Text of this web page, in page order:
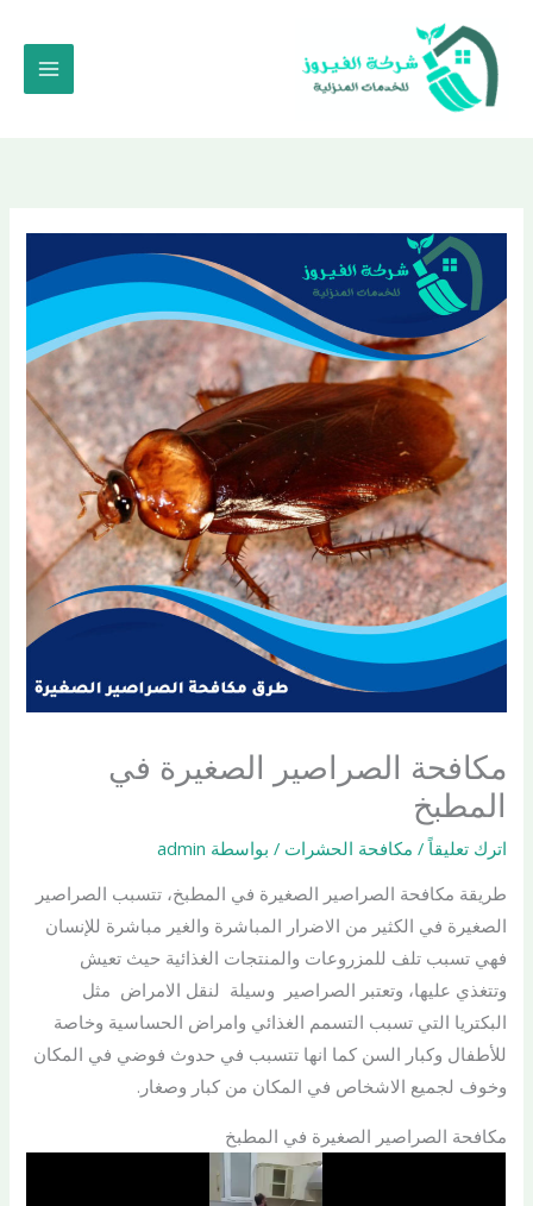
المحتوى
مكافحة الصراصير الصغيرة في
المطبخ
اترك تعليقاً / مكافحة الحشرات / بواسطة admin
طريقة مكافحة الصراصير الصغيرة في المطبخ، تتسبب الصراصير
الصغيرة في الكثير من الاضرار المباشرة والغير مباشرة للإنسان
فهي تسبب تلف للمزروعات والمنتجات الغذائية حيث تعيش
وتتغذي عليها، وتعتبر الصراصير وسيلة لنقل الامراض مثل
البكتريا التي تسبب التسمم الغذائي وامراض الحساسية وخاصة
للأطفال وكبار السن كما انها تتسبب في حدوث فوضي في المكان
وخوف لجميع الاشخاص في المكان من كبار وصغار.
مكافحة الصراصير الصغيرة في المطبخ